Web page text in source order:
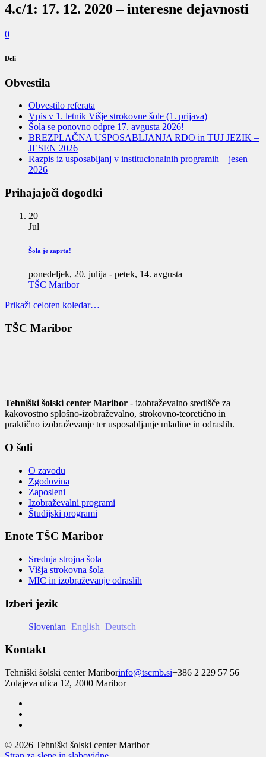
4.c/1: 17. 12. 2020 – interesne dejavnosti
0
Deli
Obvestila
Obvestilo referata
Vpis v 1. letnik Višje strokovne šole (1. prijava)
Šola se ponovno odpre 17. avgusta 2026!
BREZPLAČNA USPOSABLJANJA RDO in TUJ JEZIK –
JESEN 2026
Razpis iz usposabljanj v institucionalnih programih – jesen
2026
Prihajajoči dogodki
20
Jul
Šola je zaprta!
ponedeljek, 20. julija - petek, 14. avgusta
TŠC Maribor
Prikaži celoten koledar…
TŠC Maribor
Tehniški šolski center Maribor - izobraževalno središče za
kakovostno splošno-izobraževalno, strokovno-teoretično in
praktično izobraževanje ter usposabljanje mladine in odraslih.
O šoli
O zavodu
Zgodovina
Zaposleni
Izobraževalni programi
Študijski programi
Enote TŠC Maribor
Srednja strojna šola
Višja strokovna šola
MIC in izobraževanje odraslih
Izberi jezik
Slovenian English Deutsch
Kontakt
Tehniški šolski center Mariborinfo@tscmb.si+386 2 229 57 56
Zolajeva ulica 12, 2000 Maribor
© 2026 Tehniški šolski center Maribor